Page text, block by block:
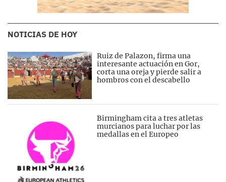
NOTICIAS DE HOY
Ruiz de Palazon, firma una
interesante actuación en Gor,
corta una oreja y pierde salir a
hombros con el descabello
Birmingham cita a tres atletas
murcianos para luchar por las
medallas en el Europeo